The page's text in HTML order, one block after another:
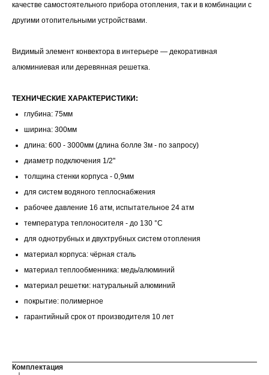
качестве самостоятельного прибора отопления, так и в комбинации с
другими отопительными устройствами.
Видимый элемент конвектора в интерьере — декоративная
алюминиевая или деревянная решетка.
ТЕХНИЧЕСКИЕ ХАРАКТЕРИСТИКИ:
глубина: 75мм
ширина: 300мм
длина: 600 - 3000мм (длина болле 3м - по запросу)
диаметр подключения 1/2''
толщина стенки корпуса - 0,9мм
для систем водяного теплоснабжения
рабочее давление 16 атм, испытательное 24 атм
температура теплоносителя - до 130 °С
для однотрубных и двухтрубных систем отопления
материал корпуса: чёрная сталь
материал теплообменника: медь/алюминий
материал решетки: натуральный алюминий
покрытие: полимерное
гарантийный срок от производителя 10 лет
Комплектация